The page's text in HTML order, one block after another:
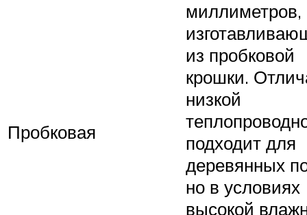
Пробковая
миллиметров,
из пробковой
крошки.
низкой
подходит для
деревянных
но в условиях
высокой